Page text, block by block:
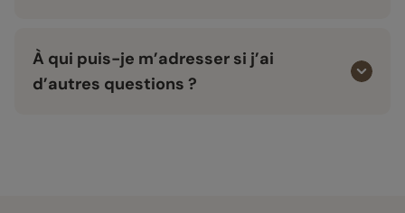
À qui puis-je m’adresser si j’ai
d’autres questions ?